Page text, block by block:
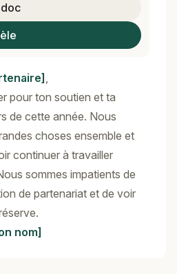
,
pour ton soutien et ta
de cette année. Nous
choses ensemble et
continuer à travailler
sommes impatients de
de partenariat et de voir
nom]